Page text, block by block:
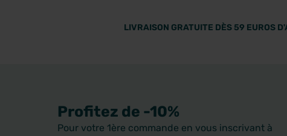
LIVRAISON GRATUITE DÈS 59 EUROS
Profitez de -10%
Pour votre 1ère commande en vous inscrivant à